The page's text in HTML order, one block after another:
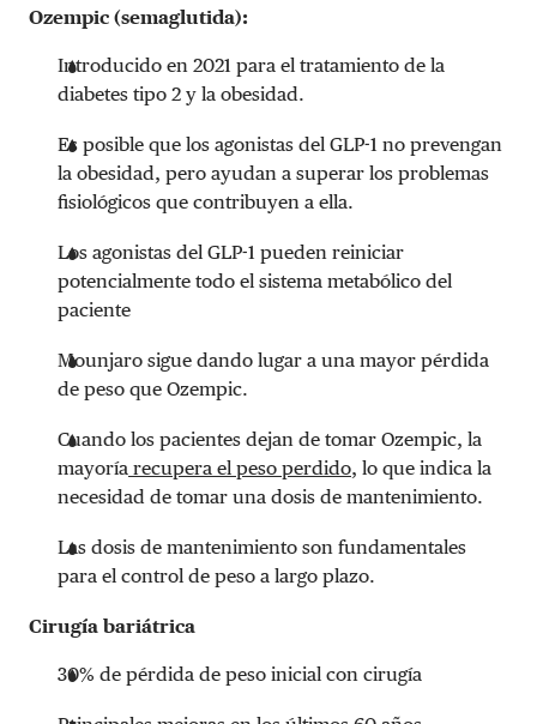
Ozempic (semaglutida):
Introducido en 2021 para el tratamiento de la
diabetes tipo 2 y la obesidad.
Es posible que los agonistas del GLP-1 no prevengan
la obesidad, pero ayudan a superar los problemas
fisiológicos que contribuyen a ella.
Los agonistas del GLP-1 pueden reiniciar
potencialmente todo el sistema metabólico del
paciente
Mounjaro sigue dando lugar a una mayor pérdida
de peso que Ozempic.
Cuando los pacientes dejan de tomar Ozempic, la
mayoría recupera el peso perdido, lo que indica la
necesidad de tomar una dosis de mantenimiento.
Las dosis de mantenimiento son fundamentales
para el control de peso a largo plazo.
Cirugía bariátrica
30% de pérdida de peso inicial con cirugía